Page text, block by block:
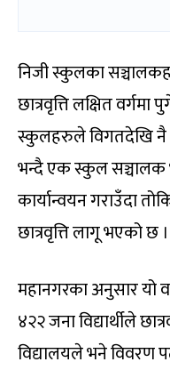
निजी स्कुलका
छात्रवृत्ति लक्षित
स्कुलहरुले विगतदेखि नै
भन्दै एक स्कुल सञ्चालक
कार्यान्वयन गराउँदा
छात्रवृत्ति लागू भएको छ
महानगरका अनुसार यो
४२२ जना विद्यार्थीले
विद्यालयले भने विवरण